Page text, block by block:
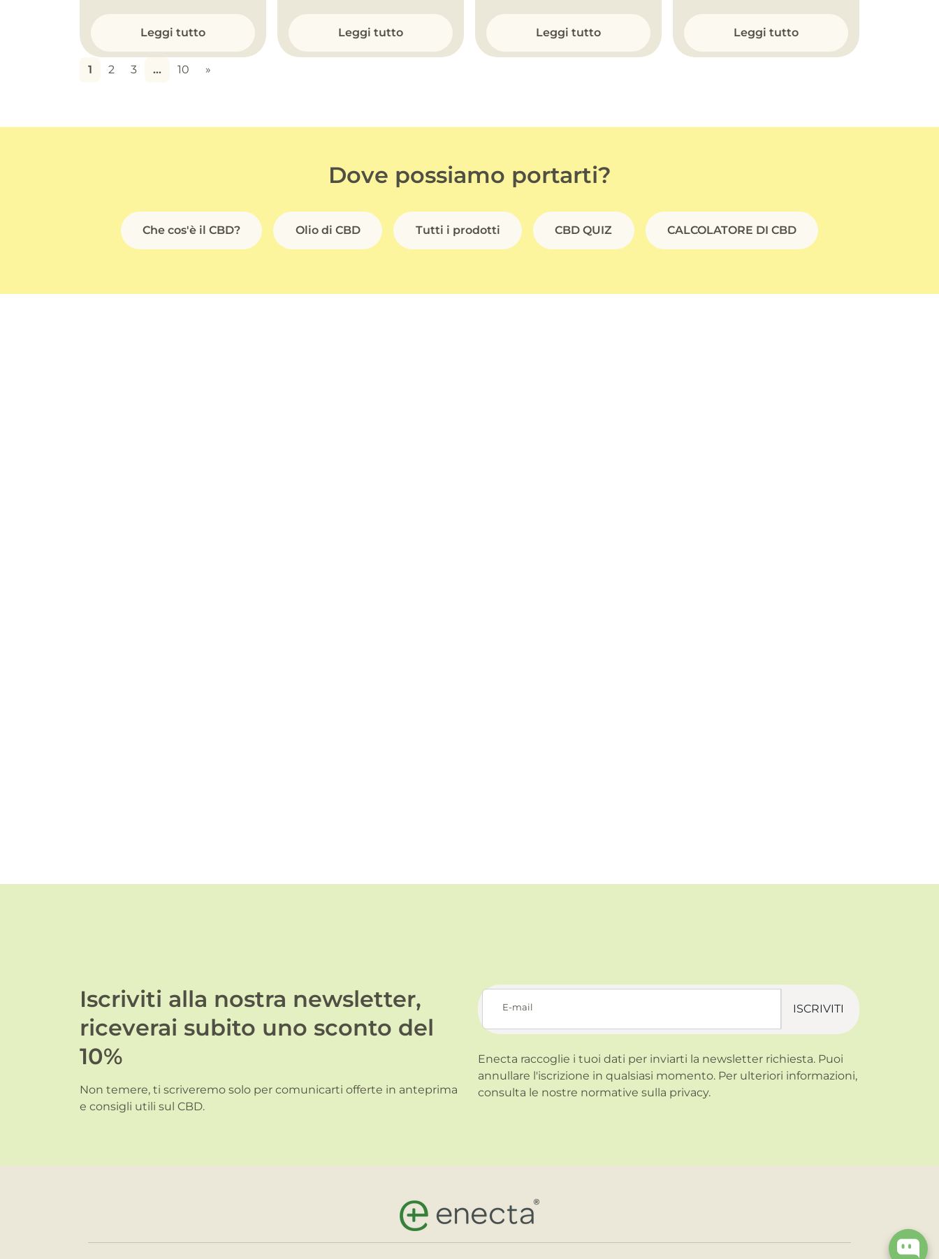
Leggi tutto Leggi tutto Leggi tutto Leggi tutto
1 2 3 … 10 »
Dove possiamo portarti?
Che cos'è il CBD? Olio di CBD Tutti i prodotti CBD QUIZ CALCOLATORE DI CBD
Iscriviti alla nostra newsletter,
riceverai subito uno sconto del
10%
Non temere, ti scriveremo solo per comunicarti offerte in anteprima
e consigli utili sul CBD.
E-mail ISCRIVITI
Enecta raccoglie i tuoi dati per inviarti la newsletter richiesta. Puoi
annullare l'iscrizione in qualsiasi momento. Per ulteriori informazioni,
consulta le nostre normative sulla privacy.